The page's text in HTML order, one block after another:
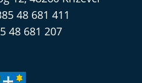
48 681 411
48 681 207